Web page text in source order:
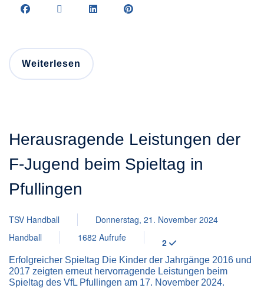
Weiterlesen
Herausragende Leistungen der
F-Jugend beim Spieltag in
Pfullingen
TSV Handball
Donnerstag, 21. November 2024
Handball
1682 Aufrufe 2
Erfolgreicher Spieltag Die Kinder der Jahrgänge 2016 und
2017 zeigten erneut hervorragende Leistungen beim
Spieltag des VfL Pfullingen am 17. November 2024.